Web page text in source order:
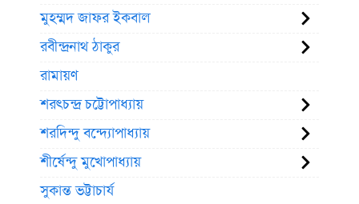
মুহম্মদ জাফর ইকবাল
রবীন্দ্রনাথ ঠাকুর
রামায়ণ
শরৎচন্দ্র চট্টোপাধ্যায়
শরদিন্দু বন্দ্যোপাধ্যায়
শীর্ষেন্দু মুখোপাধ্যায়
সুকান্ত ভট্টাচার্য